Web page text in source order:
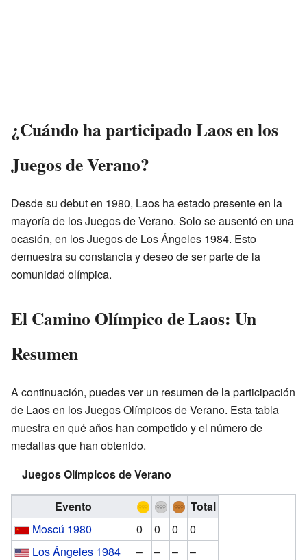
¿Cuándo ha participado Laos en los
Juegos de Verano?
Desde su debut en 1980, Laos ha estado presente en la
mayoría de los Juegos de Verano. Solo se ausentó en una
ocasión, en los Juegos de Los Ángeles 1984. Esto
demuestra su constancia y deseo de ser parte de la
comunidad olímpica.
El Camino Olímpico de Laos: Un
Resumen
A continuación, puedes ver un resumen de la participación
de Laos en los Juegos Olímpicos de Verano. Esta tabla
muestra en qué años han competido y el número de
medallas que han obtenido.
Juegos Olímpicos de Verano
Evento
Total
Moscú 1980
0 0 0
0
Los Ángeles 1984
– – –
–